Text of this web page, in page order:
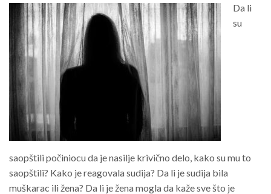
Da li
su
saopštili počiniocu da je nasilje krivično delo, kako su mu to
saopštili? Kako je reagovala sudija? Da li je sudija bila
muškarac ili žena? Da li je žena mogla da kaže sve što je